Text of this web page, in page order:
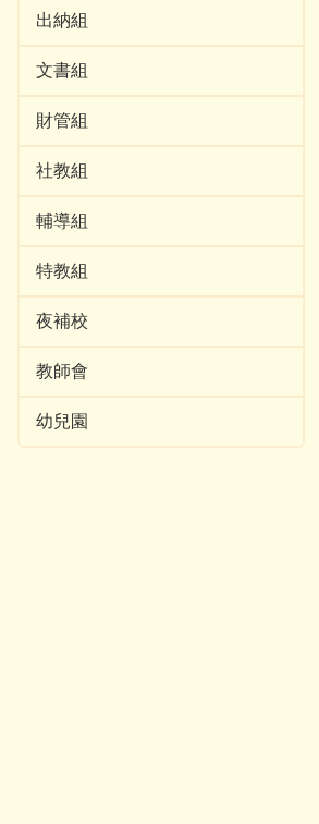
出納組
文書組
財管組
社教組
輔導組
特教組
夜補校
教師會
幼兒園